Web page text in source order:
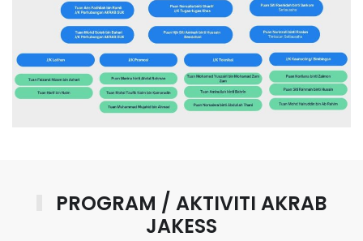
PROGRAM / AKTIVITI AKRAB
JAKESS